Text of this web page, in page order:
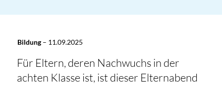
Bildung– 11.09.2025
Für Eltern, deren Nachwuchs in der
achten Klasse ist, ist dieser Elternabend